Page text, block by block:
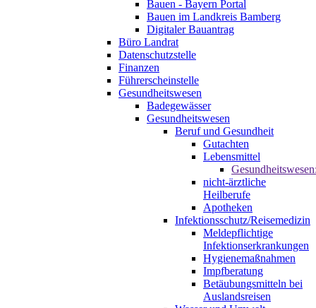
Bauen - Bayern Portal
Bauen im Landkreis Bamberg
Digitaler Bauantrag
Büro Landrat
Datenschutzstelle
Finanzen
Führerscheinstelle
Gesundheitswesen
Badegewässer
Gesundheitswesen
Beruf und Gesundheit
Gutachten
Lebensmittel
nicht-ärztliche
Heilberufe
Apotheken
Infektionsschutz/Reisemedizin
Meldepflichtige
Infektionserkrankungen
Hygienemaßnahmen
Impfberatung
Betäubungsmitteln bei
Auslandsreisen